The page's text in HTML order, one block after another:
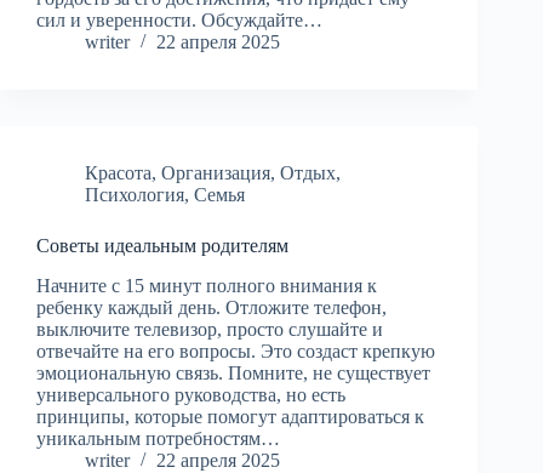
сил и уверенности. Обсуждайте…
writer
22 апреля 2025
Красота, Организация, Отдых,
Психология, Семья
Советы идеальным родителям
Начните с 15 минут полного внимания к
ребенку каждый день. Отложите телефон,
выключите телевизор, просто слушайте и
отвечайте на его вопросы. Это создаст крепкую
эмоциональную связь. Помните, не существует
универсального руководства, но есть
принципы, которые помогут адаптироваться к
уникальным потребностям…
writer
22 апреля 2025